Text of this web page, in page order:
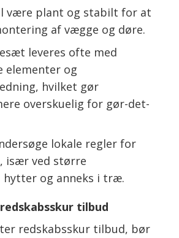
være plant og stabilt for at
af vægge og døre.
leveres ofte med
elementer og
hvilket gør
overskuelig for gør-det-
lokale regler for
især ved større
hytter og anneks i træ.
tilbud
redskabsskur tilbud, bør